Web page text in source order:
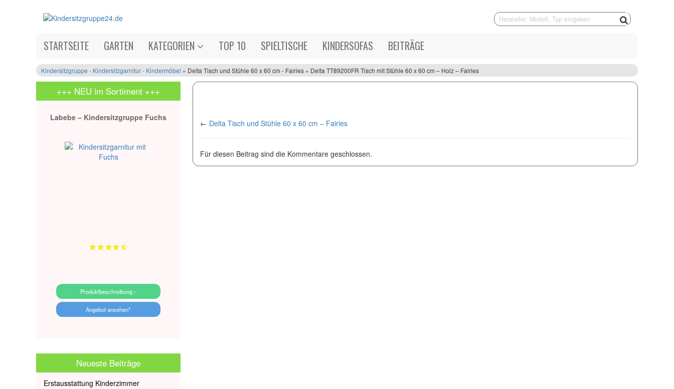
STARTSEITE GARTEN KATEGORIEN TOP 10 SPIELTISCHE KINDERSOFAS BEITRÄGE
Kindersitzgruppe - Kindersitzgarnitur - Kindermöbel » Delta Tisch und Stühle 60 x 60 cm - Fairies » Delta TT89200FR Tisch mit Stühle 60 x 60 cm – Holz – Fairies
+++ NEU im Sortiment +++
Labebe – Kindersitzgruppe Fuchs
Produktbeschreibung ›
Angebot ansehen*
Neueste Beiträge
Erstausstattung Kinderzimmer
← Delta Tisch und Stühle 60 x 60 cm – Fairies
Für diesen Beitrag sind die Kommentare geschlossen.